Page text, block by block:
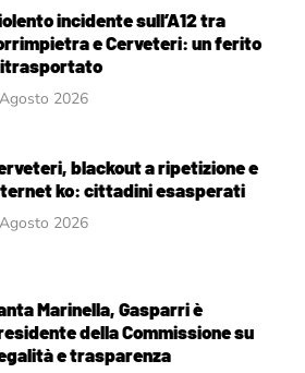
incidente sull’A12 tra
e Cerveteri: un ferito
2026
blackout a ripetizione e
ko: cittadini esasperati
2026
Marinella, Gasparri è
della Commissione su
e trasparenza